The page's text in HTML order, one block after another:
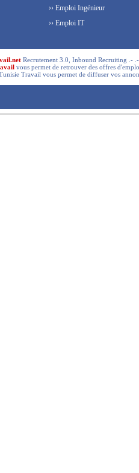
›› Emploi Ingénieur
›› Emploi IT
Recrutement 3.0, Inbound Recruiting .-
vous permet de retrouver des offres
Travail vous permet de diffuser vos